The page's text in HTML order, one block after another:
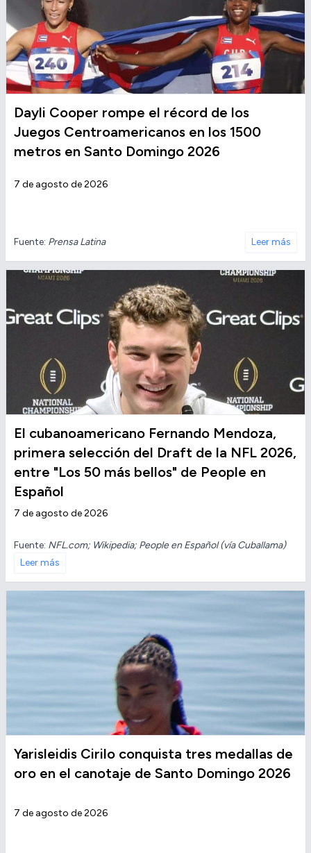
Dayli Cooper rompe el récord de los
Juegos Centroamericanos en los 1500
metros en Santo Domingo 2026
7 de agosto de 2026
Fuente: Prensa Latina Leer más
El cubanoamericano Fernando Mendoza,
primera selección del Draft de la NFL 2026,
entre "Los 50 más bellos" de People en
Español
7 de agosto de 2026
Fuente: NFL.com; Wikipedia; People en Español (vía Cuballama)
Leer más
Yarisleidis Cirilo conquista tres medallas de
oro en el canotaje de Santo Domingo 2026
7 de agosto de 2026